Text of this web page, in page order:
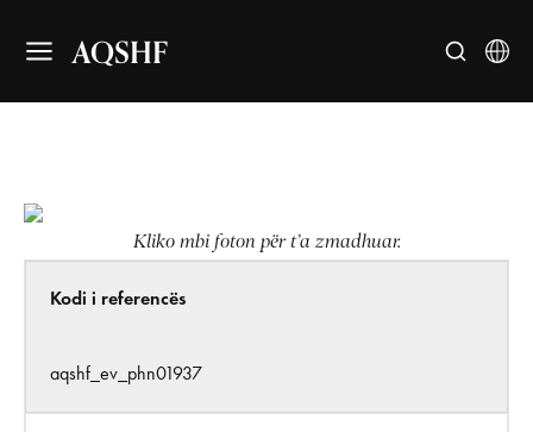
AQSHF
Kliko mbi foton për t’a zmadhuar.
Kodi i referencës
aqshf_ev_phn01937